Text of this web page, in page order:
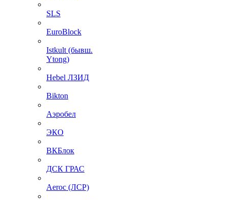
SLS
EuroBlock
Istkult (бывш.
Ytong)
Hebel ЛЗИД
Bikton
Аэробел
ЭКО
ВКБлок
ДСК ГРАС
Aeroc (ЛСР)